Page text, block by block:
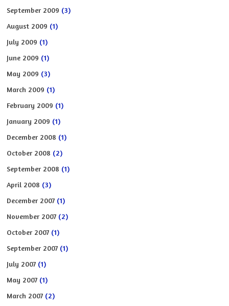
September 2009 (3)
August 2009 (1)
July 2009 (1)
June 2009 (1)
May 2009 (3)
March 2009 (1)
February 2009 (1)
January 2009 (1)
December 2008 (1)
October 2008 (2)
September 2008 (1)
April 2008 (3)
December 2007 (1)
November 2007 (2)
October 2007 (1)
September 2007 (1)
July 2007 (1)
May 2007 (1)
March 2007 (2)